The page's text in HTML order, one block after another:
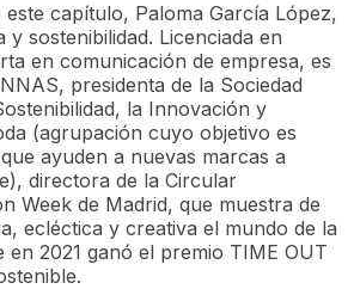
este capítulo, Paloma García López,
y sostenibilidad. Licenciada en
en comunicación de empresa, es
presidenta de la Sociedad
la Innovación y
(agrupación cuyo objetivo es
ayuden a nuevas marcas a
directora de la Circular
Week de Madrid, que muestra de
ecléctica y creativa el mundo de la
en 2021 ganó el premio TIME OUT